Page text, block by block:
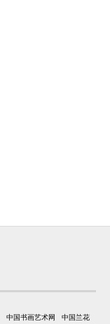
中国书画艺术网 中国兰花